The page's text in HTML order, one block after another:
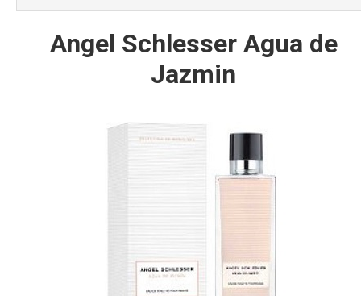
Angel Schlesser Agua de
Jazmin